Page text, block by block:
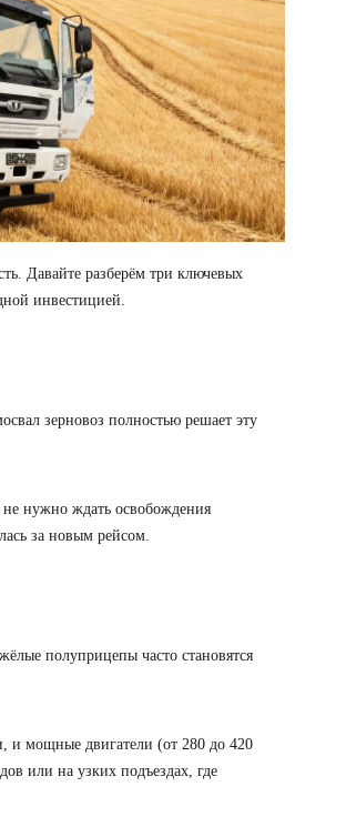
Давайте разберём три ключевых
инвестицией.
зерновоз полностью решает эту
нужно ждать освобождения
за новым рейсом.
полуприцепы часто становятся
и мощные двигатели (от 280 до 420
или на узких подъездах, где